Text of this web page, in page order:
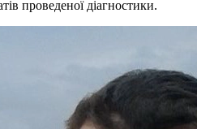
проведеної діагностики.